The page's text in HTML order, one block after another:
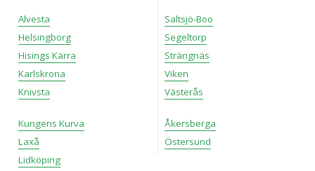
Alvesta
Helsingborg
Hisings Kärra
Karlskrona
Knivsta
Kungens Kurva
Laxå
Lidköping
Saltsjö-Boo
Segeltorp
Strängnäs
Viken
Västerås
Åkersberga
Östersund